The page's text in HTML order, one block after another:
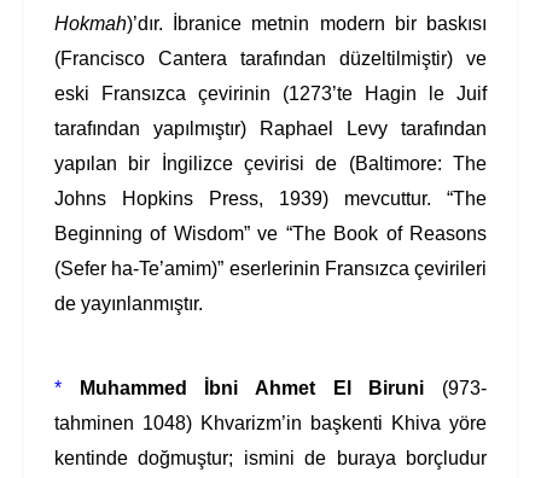
Hokmah)’dır. İbranice metnin modern bir baskısı
(Francisco Cantera tarafından düzeltilmiştir) ve
eski Fransızca çevirinin (1273’te Hagin le Juif
tarafından yapılmıştır) Raphael Levy tarafından
yapılan bir İngilizce çevirisi de (Baltimore: The
Johns Hopkins Press, 1939) mevcuttur. “The
Beginning of Wisdom” ve “The Book of Reasons
(Sefer ha-Te’amim)” eserlerinin Fransızca çevirileri
de yayınlanmıştır.
* Muhammed İbni Ahmet El Biruni (973-
tahminen 1048) Khvarizm’in başkenti Khiva yöre
kentinde doğmuştur; ismini de buraya borçludur